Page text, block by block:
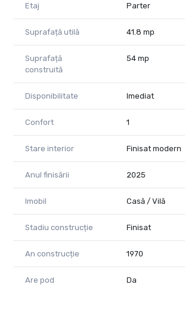
Etaj Parter
Suprafață utilă 41.8 mp
Suprafață
construită
54 mp
Disponibilitate Imediat
Confort 1
Stare interior Finisat modern
Anul finisării 2025
Imobil Casă / Vilă
Stadiu construcție Finisat
An construcție 1970
Are pod Da